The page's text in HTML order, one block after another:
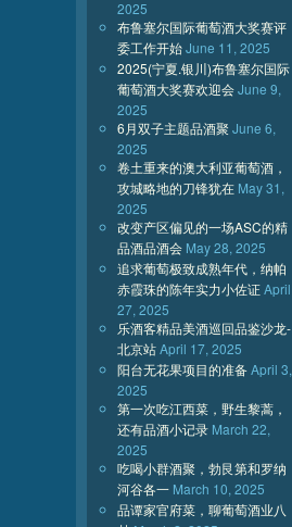
2025
布鲁塞尔国际葡萄酒大奖赛评
委工作开始June 11, 2025
2025(宁夏.银川)布鲁塞尔国际
葡萄酒大奖赛欢迎会June 9,
2025
6月双子主题品酒聚 June 6,
2025
卷土重来的澳大利亚葡萄酒，
攻城略地的刀锋犹在 May 31,
2025
改变产区偏见的一场ASC的精
品酒品酒会 May 28, 2025
追求葡萄极致成熟年代，纳帕
赤霞珠的陈年实力小佐证April
27, 2025
乐酒客精品美酒巡回品鉴沙龙-
北京站April 17, 2025
阳台无花果项目的准备April 3,
2025
第一次吃江西菜，野生黎蒿，
还有品酒小记录 March 22,
2025
吃喝小群酒聚，勃艮第和罗纳
河谷各一 March 10, 2025
品谭家官府菜，聊葡萄酒业八